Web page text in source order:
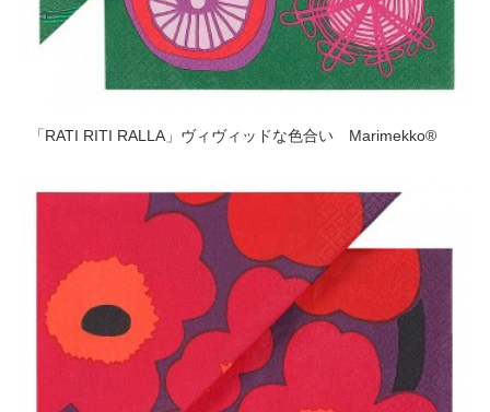
「RATI RITI RALLA」ヴィヴィッドな色合い Marimekko®